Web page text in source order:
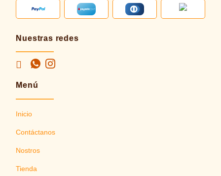
Nuestras redes
Menú
Inicio
Contáctanos
Nostros
Tienda